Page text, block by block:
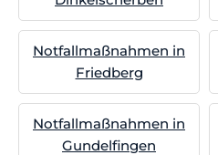
Notfallmaßnahmen in
Friedberg
Notfallmaßnahmen in
Gundelfingen